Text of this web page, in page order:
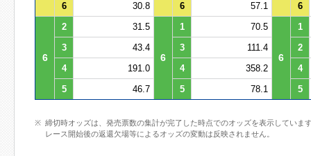
6
30.8 6 57.1 6
6
2 31.5
6
1 70.5
6
1
3
43.4 3 111.4
2
4
191.0 4 358.2
4
5
46.7 5 78.1 5
締切時オッズは、発売票数の集計が完了した時点でのオッズを表示していま
レース開始後の返還欠場等によるオッズの変動は反映されません。